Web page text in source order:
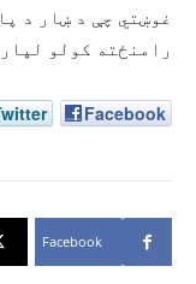
غوښتي چې د ښار د
رامنځته کولو
Facebook
Facebook